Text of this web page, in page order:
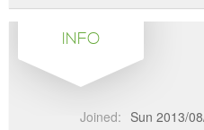
INFO
Joined: Sun 2013/